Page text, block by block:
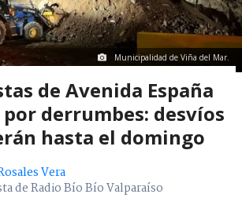
Municipalidad de Viña del Mar.
de Avenida España
derrumbes: desvíos
hasta el domingo
Vera
de Radio Bío Bío Valparaíso